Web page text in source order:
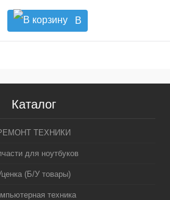
В
корзину
Каталог
ТЕХНИКИ
для ноутбуков
(Б/У товары)
техника